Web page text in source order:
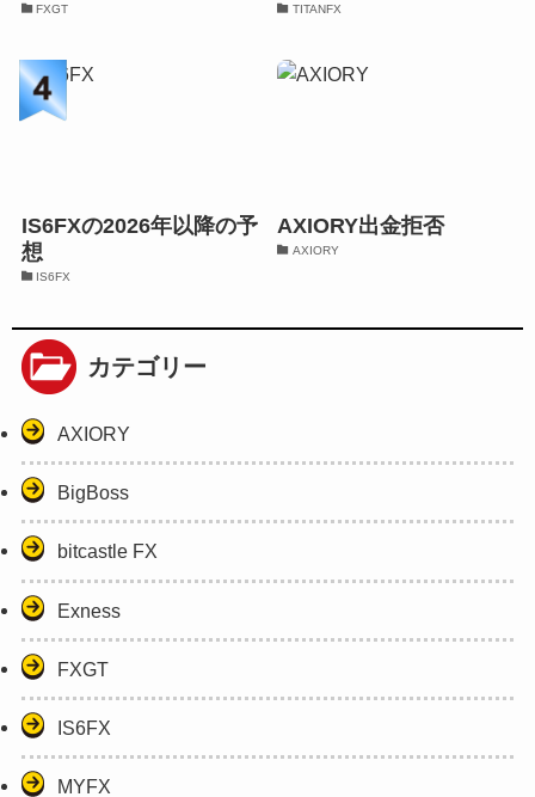
FXGT TITANFX
IS6FXの2026年以降の予
想
IS6FX
AXIORY出金拒否
AXIORY
カテゴリー
AXIORY
BigBoss
bitcastle FX
Exness
FXGT
IS6FX
MYFX